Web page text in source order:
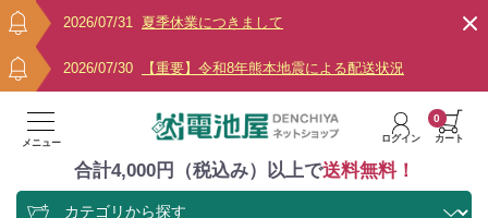
2026/07/31 夏季休業につきまして
2026/07/30 【重要】令和8年熊本地震による配送状況
メニュー ログイン カート
0
合計4,000円（税込み）以上で送料無料！